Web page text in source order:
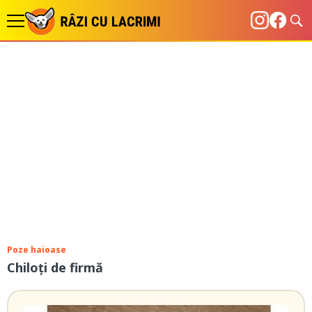
Poze haioase
Chiloți de firmă